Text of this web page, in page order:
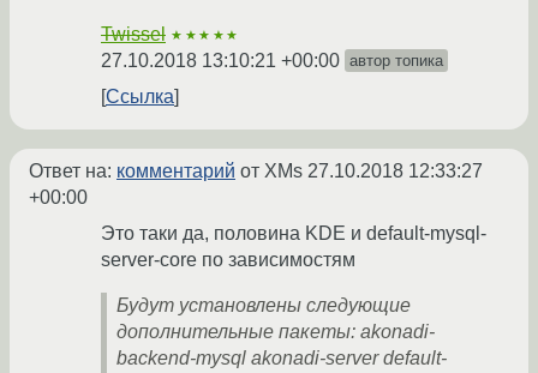
Twissel ★★★★★
27.10.2018 13:10:21 +00:00 автор топика
Ссылка
Ответ на: комментарий от XMs 27.10.2018 12:33:27
+00:00
Это таки да, половина KDE и default-mysql-
server-core по зависимостям
Будут установлены следующие
дополнительные пакеты: akonadi-
backend-mysql akonadi-server default-